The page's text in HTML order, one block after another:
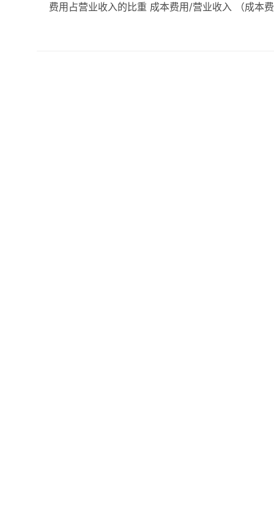
费用占营业收入的比重 成本费用/营业收入 （成本